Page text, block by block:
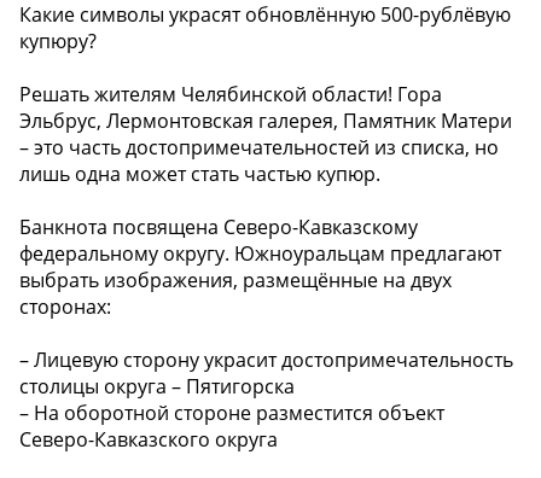
Какие символы украсят обновлённую 500-рублёвую
купюру?
Решать жителям Челябинской области! Гора
Эльбрус, Лермонтовская галерея, Памятник Матери
– это часть достопримечательностей из списка, но
лишь одна может стать частью купюр.
Банкнота посвящена Северо-Кавказскому
федеральному округу. Южноуральцам предлагают
выбрать изображения, размещённые на двух
сторонах:
– Лицевую сторону украсит достопримечательность
столицы округа – Пятигорска
– На оборотной стороне разместится объект
Северо-Кавказского округа